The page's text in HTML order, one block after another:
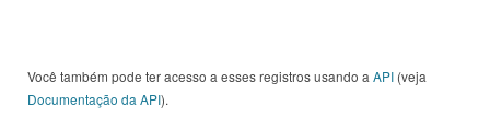
Você também pode ter acesso a esses registros usando a API (veja
Documentação da API).